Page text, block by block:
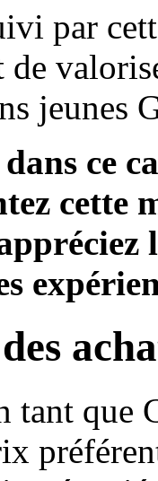
par
de
jeunes
dans ce
cette
tant que